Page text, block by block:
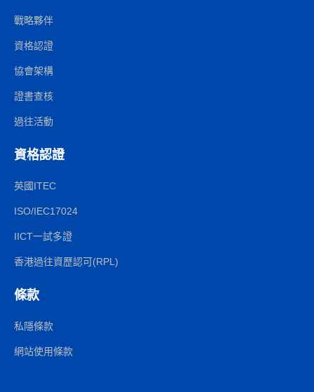
戰略夥伴
資格認證
協會架構
證書查核
過往活動
資格認證
英國ITEC
ISO/IEC17024
IICT一試多證
香港過往資歷認可(RPL)
條款
私隱條款
網站使用條款